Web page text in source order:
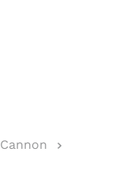
Cannon